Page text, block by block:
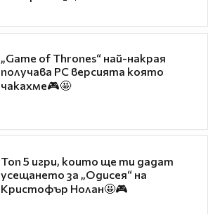
„Game of Thrones“ най-накрая
получава PC версията която
чакахме🎮🤩
Топ 5 игри, които ще ти дадат
усещането за „Одисея“ на
Кристофър Нолан🤩🎮